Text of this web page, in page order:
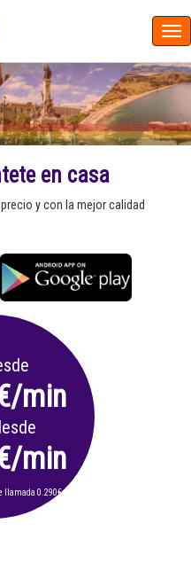
en casa
y con la mejor calidad
min
min
llamada 0.290€